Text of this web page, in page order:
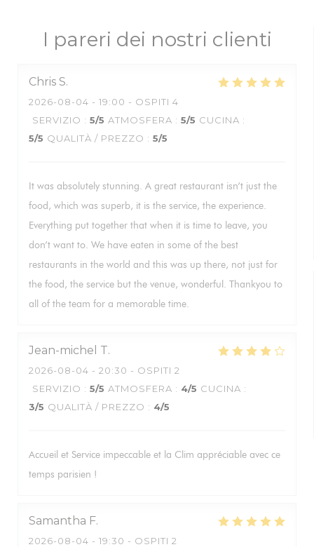
I pareri dei nostri clienti
Chris S
2026-08-04 - 19:00 - OSPITI 4
SERVIZIO : 5/5 ATMOSFERA : 5/5 CUCINA :
5/5 QUALITÀ / PREZZO : 5/5
It was absolutely stunning. A great restaurant isn’t just the
food, which was superb, it is the service, the experience.
Everything put together that when it is time to leave, you
don’t want to. We have eaten in some of the best
restaurants in the world and this was up there, not just for
the food, the service but the venue, wonderful. Thankyou to
all of the team for a memorable time.
Jean-michel T
2026-08-04 - 20:30 - OSPITI 2
SERVIZIO : 5/5 ATMOSFERA : 4/5 CUCINA :
3/5 QUALITÀ / PREZZO : 4/5
Accueil et Service impeccable et la Clim appréciable avec ce
temps parisien !
Samantha F
2026-08-04 - 19:30 - OSPITI 2